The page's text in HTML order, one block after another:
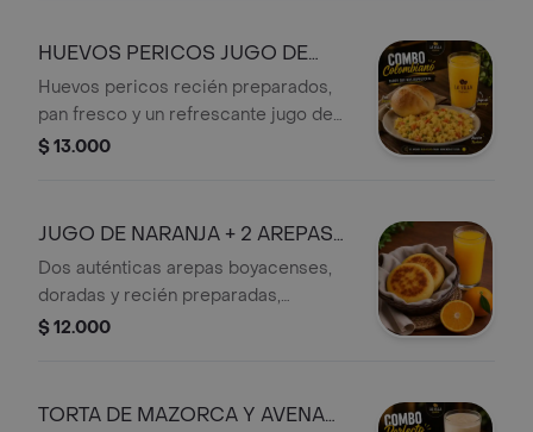
HUEVOS PERICOS JUGO DE
NARANJA Y PAN
Huevos pericos recién preparados,
pan fresco y un refrescante jugo de
naranja natural, el combo perfecto
tradicional colombiana, ideal para
delicioso
$ 13.000
JUGO DE NARANJA + 2 AREPAS
BOYACENSES
Dos auténticas arepas boyacenses,
doradas y recién preparadas,
acompañadas de un refrescante jugo
$ 12.000
TORTA DE MAZORCA Y AVENA